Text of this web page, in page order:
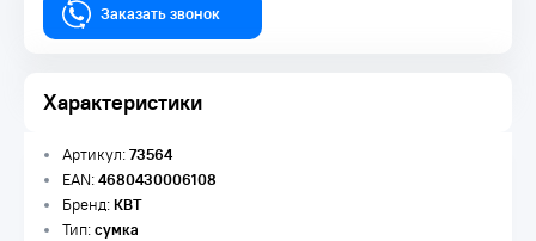
Заказать звонок
Характеристики
Артикул:73564
EAN:4680430006108
Бренд:КВТ
Тип:сумка